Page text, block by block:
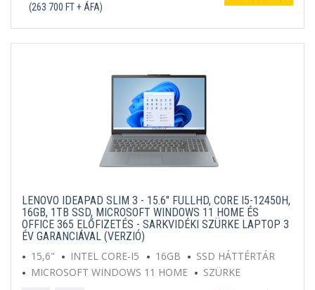
(263 700 FT + ÁFA)
LENOVO IDEAPAD SLIM 3 - 15.6" FULLHD, CORE I5-12450H,
16GB, 1TB SSD, MICROSOFT WINDOWS 11 HOME ÉS
OFFICE 365 ELŐFIZETÉS - SARKVIDÉKI SZÜRKE LAPTOP 3
ÉV GARANCIÁVAL (VERZIÓ)
15,6"
INTEL CORE-I5 16GB
SSD HÁTTÉRTÁR
MICROSOFT WINDOWS 11 HOME
SZÜRKE